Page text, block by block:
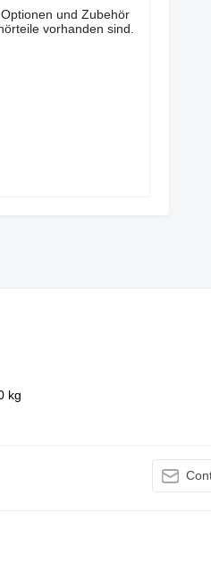
und Zubehör
vorhanden sind.
kg